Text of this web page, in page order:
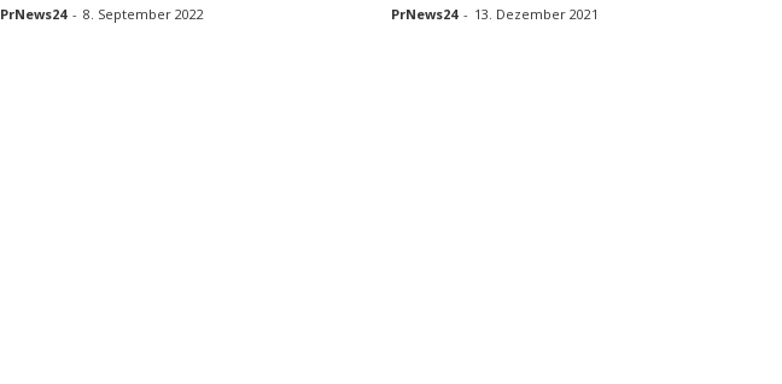
PrNews24 - 8. September 2022 PrNews24 - 13. Dezember 2021